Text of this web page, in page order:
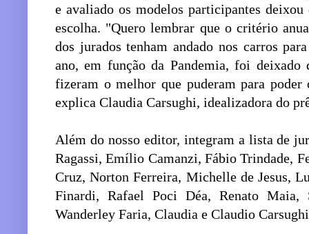
e avaliado os modelos participantes
escolha. "Quero lembrar que o critério
dos jurados tenham andado nos carros
ano, em função da Pandemia, foi deixado
fizeram o melhor que puderam para
explica Claudia Carsughi, idealizadora do
Além do nosso editor, integram a lista de
Ragassi, Emílio Camanzi, Fábio Trindade,
Cruz, Norton Ferreira, Michelle de Jesus,
Finardi, Rafael Poci Déa, Renato Maia,
Wanderley Faria, Claudia e Claudio